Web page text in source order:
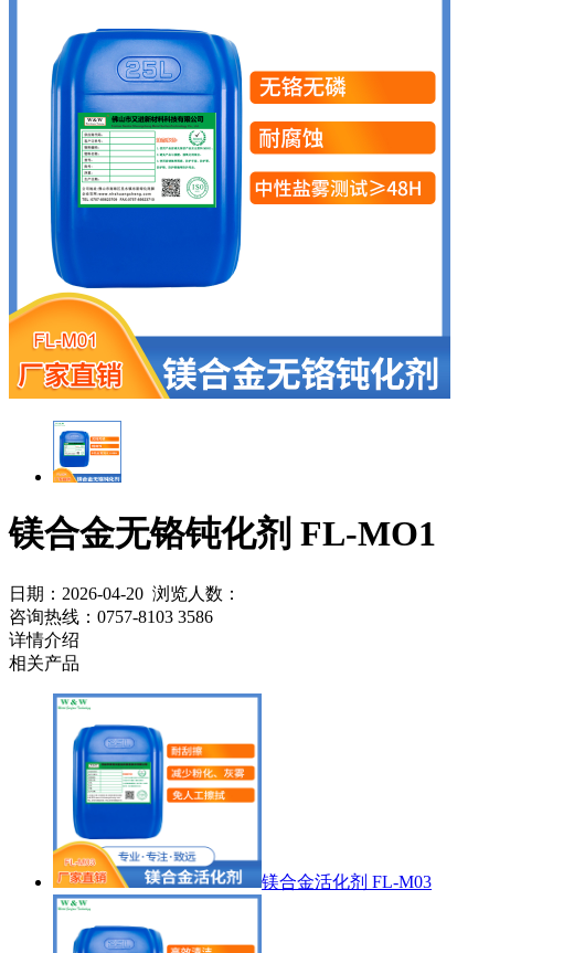
镁合金无铬钝化剂 FL-MO1
日期：2026-04-20 浏览人数：
咨询热线： 0757-8103 3586
详情介绍
相关产品
镁合金活化剂 FL-M03